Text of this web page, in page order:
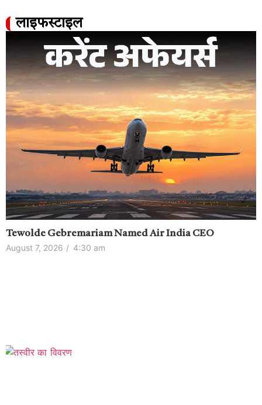
लाइफस्टाइल
Tewolde Gebremariam Named Air India CEO
August 7, 2026 / 4:30 am